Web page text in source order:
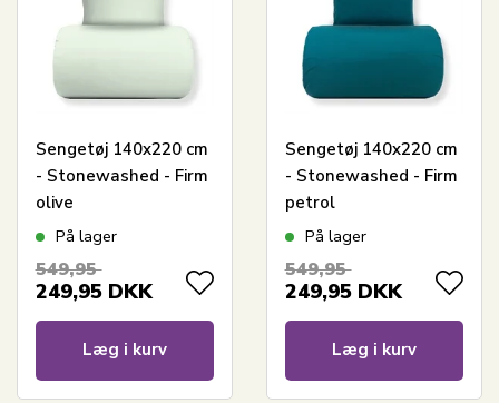
Sengetøj 140x220 cm
- Stonewashed - Firm
olive
På lager
549,95
249,95 DKK
Læg i kurv
Sengetøj 140x220 cm
- Stonewashed - Firm
petrol
På lager
549,95
249,95 DKK
Læg i kurv